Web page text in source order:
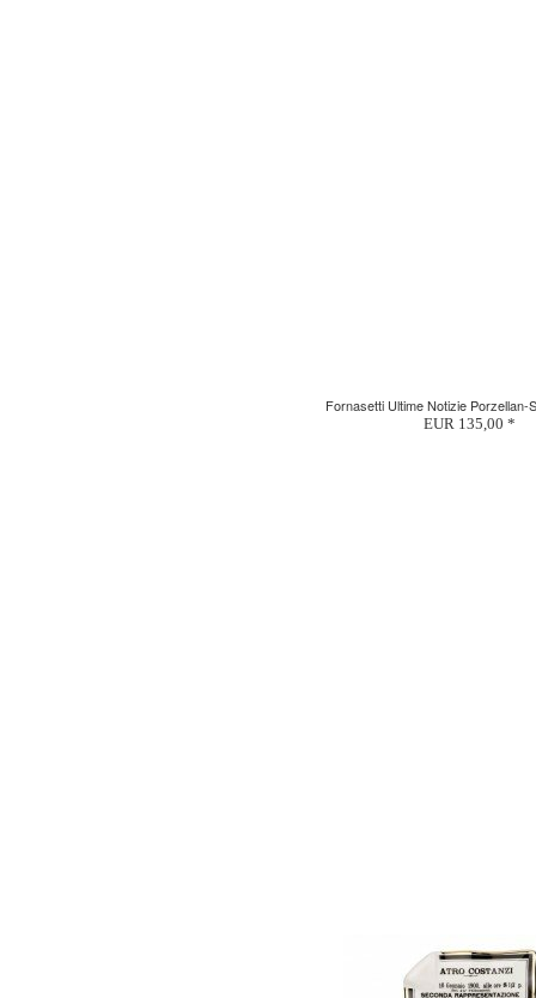
Fornasetti Ultime Notizie Porzellan-
EUR 135,00 *